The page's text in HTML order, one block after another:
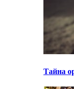
Тайна